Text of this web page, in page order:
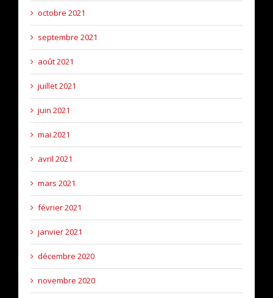
octobre 2021
septembre 2021
août 2021
juillet 2021
juin 2021
mai 2021
avril 2021
mars 2021
février 2021
janvier 2021
décembre 2020
novembre 2020